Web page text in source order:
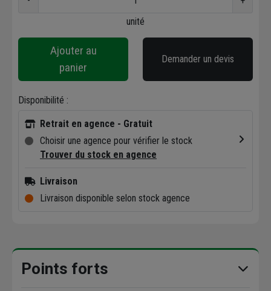
unité
Ajouter au
panier
Demander un devis
Disponibilité :
Retrait en agence - Gratuit
Choisir une agence pour vérifier le stock
Trouver du stock en agence
Livraison
Livraison disponible selon stock agence
Points forts